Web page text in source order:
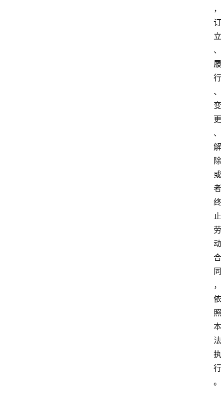
，
订
立
、
履
行
、
变
更
、
解
除
或
者
终
止
劳
动
合
同
，
依
照
本
法
执
行
。